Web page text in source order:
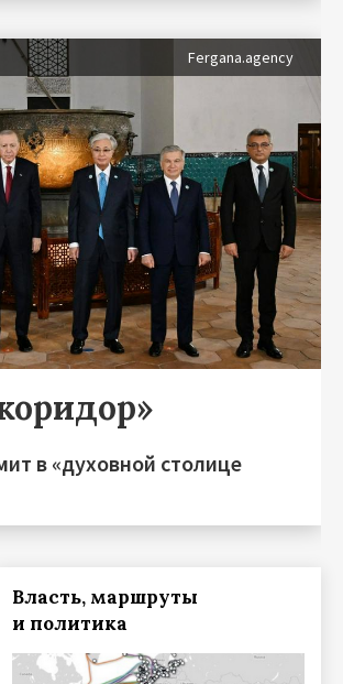
Fergana.agency
в «духовной столице
Власть, маршруты
и политика